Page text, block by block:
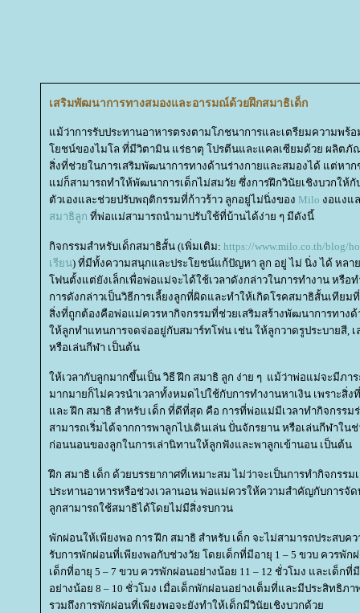
เสริมพัฒนาการทางสมองและอารมณ์ด้วยฝึกสมาธิเด็ก
ม้ว่าการรับประทานอาหารตรงตามโภชนาการและเตรียมความพร้อ
ชน์ของไมโล ที่มีวิตามิน แร่ธาตุ โปรตีนและแคลเซียมด้วย ผลิตภั
สิ่งที่ช่วยในการเสริมพัฒนาการทางด้านร่างกายและสมองได้ แต่หา
ม่ก็สามารถทำให้พัฒนาการเด็กไม่สมวัย ซึ่งการฝึกวินัยเชิงบวกให้
ตัวเองและช่วยปรับพฤติกรรมที่ก้าวร้าว ลูกอยู่ไม่นิ่งของ Milo งอแงแ
สมาธิลูก ที่พ่อแม่สามารถนำมาปรับใช้ที่บ้านได้ง่าย ๆ มีดังนี้
กิจกรรมสำหรับเด็กสมาธิสั้น (เพิ่มเติม: https://www.milo.co.th/
เรียน) ที่มีทั้งความสนุกและประโยชน์แก้ปัญหา ลูก อยู่ ไม่ นิ่ง ได้ หลา
ฟนตั้งแต่ยังเล็กเพื่อพ่อแม่จะได้ใช้เวลาดังกล่าวในการทำงาน หรือท
การดังกล่าวเป็นวิธีการเลี้ยงลูกที่ผิดและทำให้เกิดโรคสมาธิสั้นเทีย
สิ่งที่ถูกต้องคือพ่อแม่ควรหากิจกรรมที่ช่วยเสริมสร้างพัฒนาการทาง
ห้ลูกทำแทนการจดจ่ออยู่กับสมาร์ทโฟน เช่น ให้ลูกวาดรูประบายสี, เ
หรือเล่นกีฬา เป็นต้น
ห้เวลากับลูกมากขึ้นเป็น วิธี ฝึก สมาธิ ลูก ง่าย ๆ แม้ว่าพ่อแม่จะมีภา
มากมายก็ไม่ควรนำเวลาทั้งหมดไปใช้กับการทำงานหาเงิน เพราะสิ่ง
ละ ฝึก สมาธิ สำหรับ เด็ก ที่ดีที่สุด คือ การที่พ่อแม่มีเวลาทำกิจกรร
สามารถเริ่มได้จากการพาลูกไปเดินเล่น ปั่นจักรยาน หรือเล่นกีฬาใน
ก่อนนอนของลูกในการเล่านิทานให้ลูกฟังและพาลูกเข้านอน เป็นต้น
ฝึก สมาธิ เด็ก ด้วยบรรยากาศที่เหมาะสม ไม่ว่าจะเป็นการทำกิจกรรม
ประทานอาหารหรือช่วงเวลานอน พ่อแม่ควรให้ความสำคัญกับการจัด
ลูกสามารถใช้สมาธิได้โดยไม่มีสิ่งรบกวน
พักผ่อนให้เพียงพอ การ ฝึก สมาธิ สำหรับ เด็ก จะไม่สามารถประสบค
รับการพักผ่อนที่เพียงพอกับช่วงวัย โดยเด็กที่มีอายุ 1 – 5 ขวบ ควรพัก
เด็กที่อายุ 5 – 7 ขวบ ควรพักผ่อนอย่างน้อย 11 – 12 ชั่วโมง และเด็กที่
อย่างน้อย 8 – 10 ชั่วโมง เมื่อเด็กพักผ่อนอย่างเต็มที่และมีประสิทธิภ
รวมถึงการพักผ่อนที่เพียงพอจะยังทำให้เด็กมีวินัยเชิงบวกด้ว